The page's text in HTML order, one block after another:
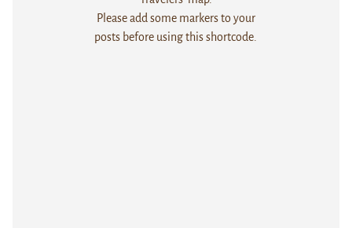
Please add some markers to your
posts before using this shortcode.